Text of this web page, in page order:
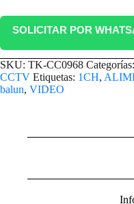
SOLICITAR POR
SKU: TK-CC0968 Categorías:
CCTV Etiquetas: 1CH,
balun, VIDEO